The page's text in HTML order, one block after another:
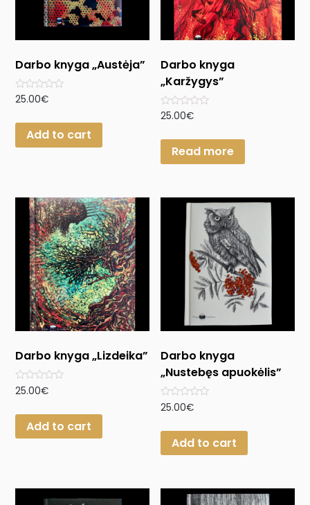
Darbo knyga „Austėja”
Rated
of
25.00€
Add to cart
Darbo knyga
„Karžygys”
Rated
of
25.00€
Read more
Darbo knyga „Lizdeika”
Rated
0
of
25.00€
Add to cart
Darbo knyga
„Nustebęs apuokėlis”
Rated
0
of
25.00€
Add to cart